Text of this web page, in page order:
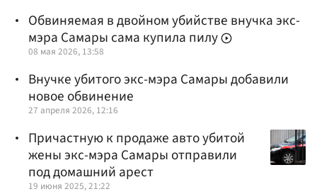
Обвиняемая в двойном убийстве внучка экс-
мэра Самары сама купила пилу
08 мая 2026, 13:58
Внучке убитого экс-мэра Самары добавили
новое обвинение
27 апреля 2026, 12:16
Причастную к продаже авто убитой
жены экс-мэра Самары отправили
под домашний арест
19 июня 2025, 21:22